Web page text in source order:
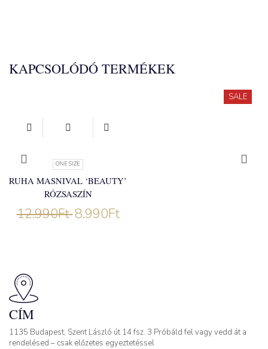
KAPCSOLÓDÓ TERMÉKEK
SALE
ONE SIZE
RUHA MASNIVAL ‘BEAUTY’
RÓZSASZÍN
12.990Ft 8.990Ft
CÍM
1135 Budapest, Szent László út 14 fsz. 3 Próbáld fel vagy vedd át a
rendelésed – csak előzetes egyeztetéssel